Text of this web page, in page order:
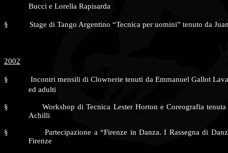
Bucci e Lorella Rapisarda
§ Stage di Tango Argentino “Tecnica per uomini” tenuto da
2002
§
Incontri mensili di Clownerie tenuti da Emmanuel Gallot
ed adulti
§
Workshop di Tecnica Lester Horton e Coreografia
Achilli
§
Partecipazione a “Firenze in Danza. I Rassegna di
Firenze